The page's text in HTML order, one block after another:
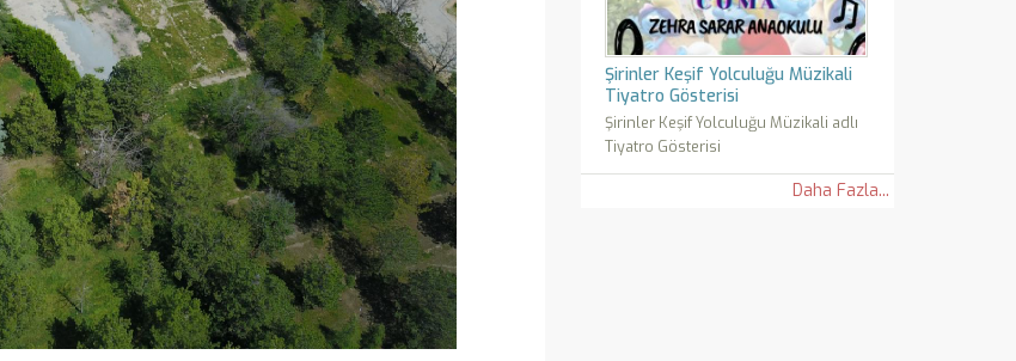
Şirinler Keşif Yolculuğu Müzikali
Tiyatro Gösterisi
Şirinler Keşif Yolculuğu Müzikali adlı
Tiyatro Gösterisi
Daha Fazla...